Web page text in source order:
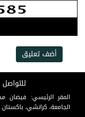
أضف تعليق
المقر الرئيسي: فيضان
الجامعة، كراتشي، باكستان